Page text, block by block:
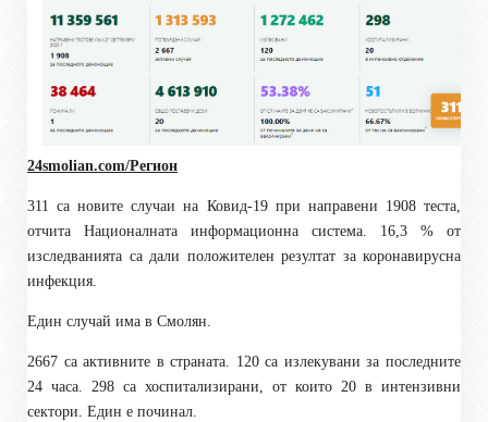
24smolian.com/Регион
311 са новите случаи на Ковид-19 при направени 1908 теста,
отчита Националната информационна система. 16,3 % от
изследванията са дали положителен резултат за коронавирусна
инфекция.
Един случай има в Смолян.
2667 са активните в страната. 120 са излекувани за последните
24 часа. 298 са хоспитализирани, от които 20 в интензивни
сектори. Един е починал.